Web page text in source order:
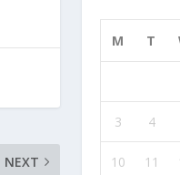
NEXT
M T
3 4
10 11